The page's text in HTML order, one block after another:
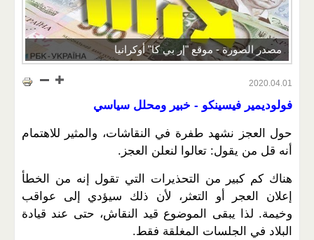
مصدر الصورة - موقع "إر بي كا" أوكرانيا
2020.04.01
فولوديمير فيسينكو - خبير ومحلل سياسي
حول العجز نشهد طفرة في النقاشات، والمثير للاهتمام
أنه قل من يقول: تعالوا لنعلن العجز.
هناك كم كبير من التحذيرات التي تقول إنه من الخطأ
إعلان العجر أو التعثر، لأن ذلك سيؤدي إلى عواقب
وخيمة. لذا يبقى الموضوع قيد النقاش، حتى عند قيادة
البلاد في الجلسات المغلقة فقط.